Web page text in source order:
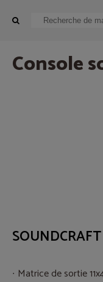
Console
Matrice de sortie